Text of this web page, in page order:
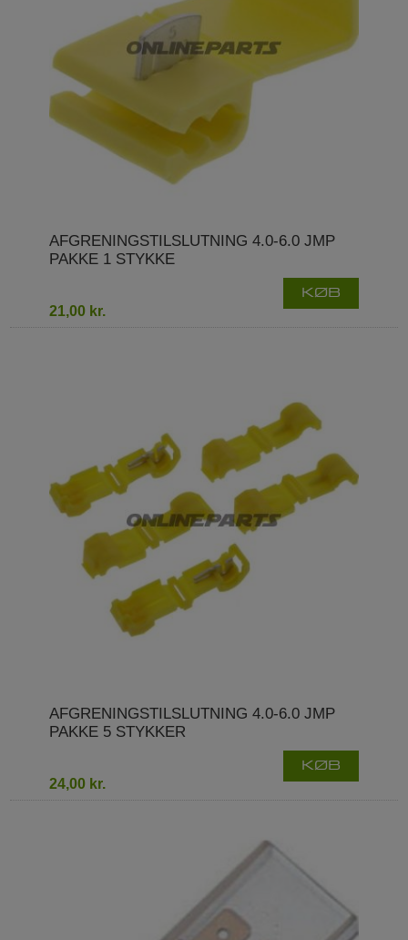
AFGRENINGSTILSLUTNING 4.0-6.0 JMP
PAKKE 1 STYKKE
21,00 kr.
KØB
AFGRENINGSTILSLUTNING 4.0-6.0 JMP
PAKKE 5 STYKKER
24,00 kr.
KØB